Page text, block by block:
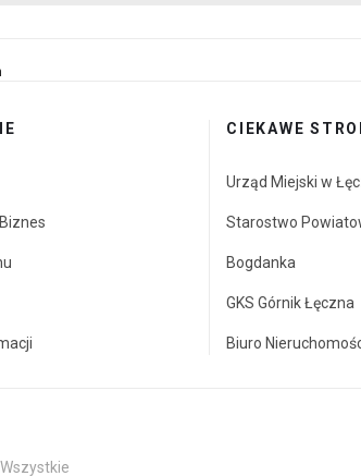
CIEKAWE
Urząd Miejski w
Starostwo
Bogdanka
GKS Górnik Łęczna
Biuro